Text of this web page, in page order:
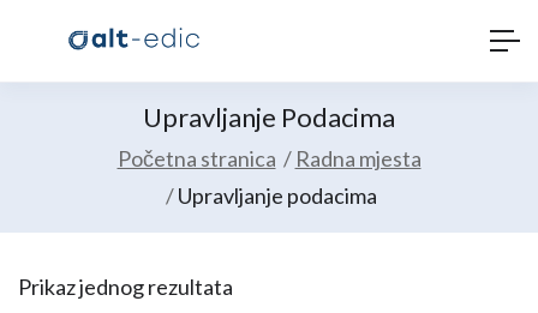
Upravljanje Podacima
Početna stranica
Radna mjesta
Upravljanje podacima
Prikaz jednog rezultata